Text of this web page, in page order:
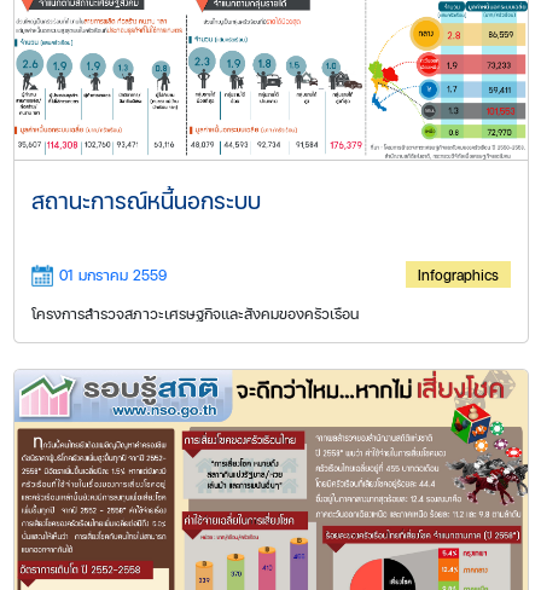
สถานะการณ์หนี้นอกระบบ
01 มกราคม 2559
Infographics
โครงการสำรวจสภาวะเศรษฐกิจและสังคมของครัวเรือน